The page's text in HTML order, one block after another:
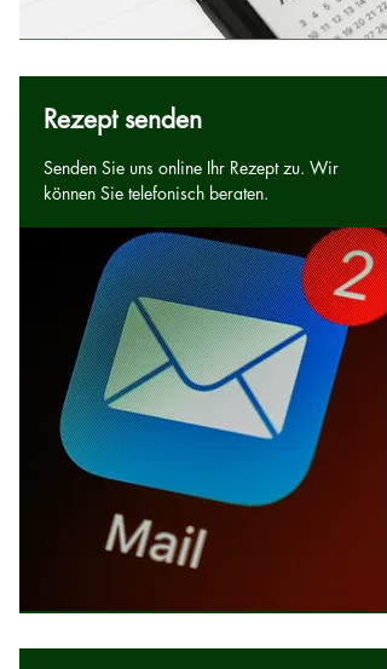
Rezept senden
Senden Sie uns online Ihr Rezept zu. Wir
können Sie telefonisch beraten.